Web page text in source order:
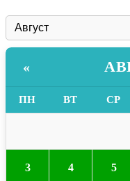
«
ПН ВТ СР
3 4 5